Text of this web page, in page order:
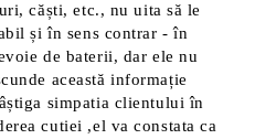
căști, etc., nu uita să le
și în sens contrar - în
de baterii, dar ele nu
această informație
simpatia clientului în
cutiei ,el va constata ca